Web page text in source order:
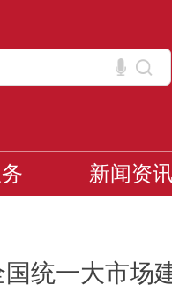
新闻资讯
统一大市场